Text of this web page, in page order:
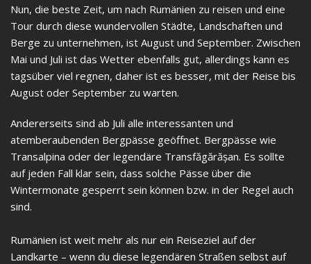
Nun, die beste Zeit, um nach Rumänien zu reisen und eine
Tour durch diese wundervollen Städte, Landschaften und
Berge zu unternehmen, ist August und September. Zwischen
Mai und Juli ist das Wetter ebenfalls gut, allerdings kann es
tagsüber viel regnen, daher ist es besser, mit der Reise bis
August oder September zu warten.
Andererseits sind ab Juli alle interessanten und
atemberaubenden Bergpässe geöffnet. Bergpässe wie
Transalpina oder der legendäre Transfăgărășan. Es sollte
auf jeden Fall klar sein, dass solche Pässe über die
Wintermonate gesperrt sein können bzw. in der Regel auch
sind.
Rumänien ist weit mehr als nur ein Reiseziel auf der
Landkarte – wenn du diese legendären Straßen selbst auf